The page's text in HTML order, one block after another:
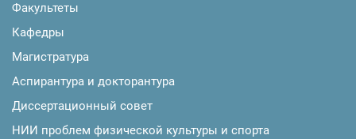
Факультеты
Кафедры
Магистратура
Аспирантура и докторантура
Диссертационный совет
НИИ проблем физической культуры и спорта